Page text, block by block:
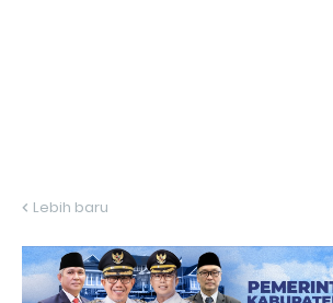
Lebih baru